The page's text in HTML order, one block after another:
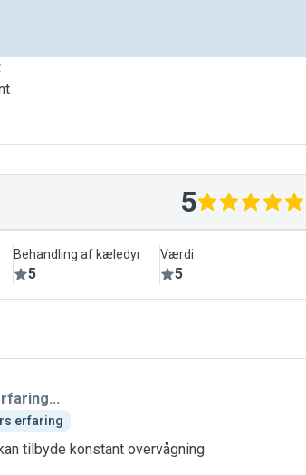
5
Behandling af kæledyr
5
Værdi
5
erfaring
tilbyde konstant overvågning